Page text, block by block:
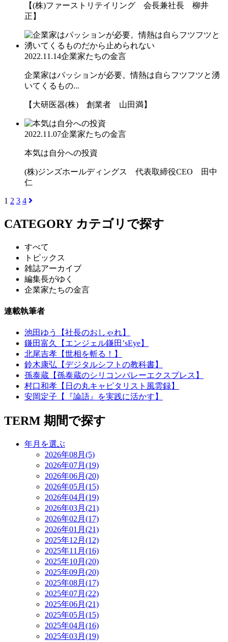
【(株)ファーストリテイリング 会長兼社長 柳井
正】
2022.11.14企業家たちの金言
企業家はパッションが必要。情熱は自らフツフツと湧
いてくるもの...
【大研医器(株) 創業者 山田満】
2022.11.07企業家たちの金言
本気は自分への投資
(株)ジンズホールディングス 代表取締役CEO 田中
仁
1 2 3 4
CATEGORY カテゴリで探す
すべて
トピックス
雑誌アーカイブ
編集長がゆく
企業家たちの金言
連載執筆者
池田ゆう【社長のおしゃれ】
鎌田富久【エンジェル鎌田’sEye】
北尾吉孝【世相を斬る！】
鈴木康弘【デジタルシフトの教科書】
孫泰蔵【孫泰蔵のシリコンバレーエクスプレス】
村口和孝【日の丸キャピタリスト風雲録】
安岡定子【『論語』を実践に活かす】
TERM 期間で探す
年月を選ぶ
2026年08月(5)
2026年07月(19)
2026年06月(20)
2026年05月(15)
2026年04月(19)
2026年03月(21)
2026年02月(17)
2026年01月(21)
2025年12月(12)
2025年11月(16)
2025年10月(20)
2025年09月(20)
2025年08月(17)
2025年07月(22)
2025年06月(21)
2025年05月(15)
2025年04月(16)
2025年03月(19)